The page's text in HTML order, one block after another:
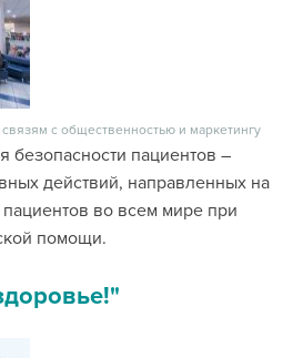
с общественностью и маркетингу
безопасности пациентов –
действий, направленных на
во всем мире при
помощи.